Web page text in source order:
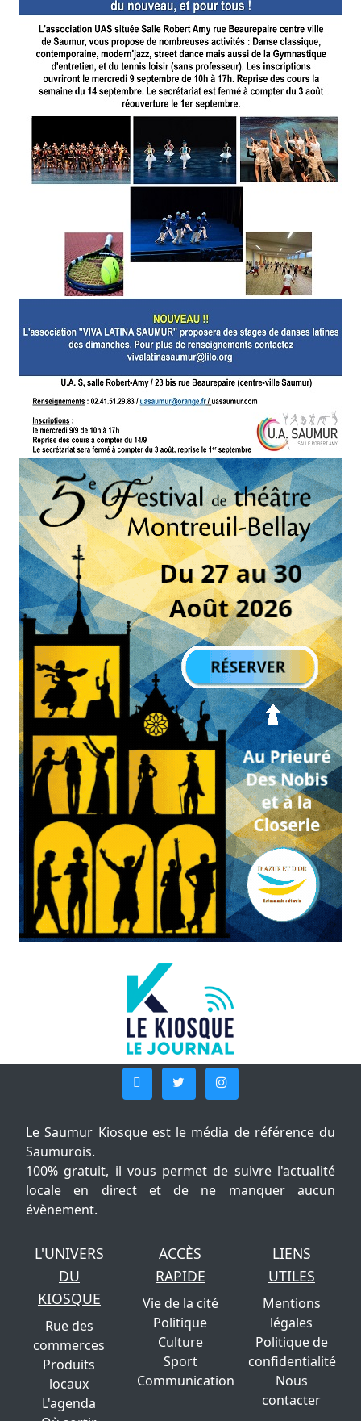
Le Saumur Kiosque est le média de référence du
Saumurois.
100% gratuit, il vous permet de suivre l'actualité
locale en direct et de ne manquer aucun
évènement.
L'UNIVERS
DU
KIOSQUE
Rue des
commerces
Produits
locaux
L'agenda
ACCÈS
RAPIDE
Vie de la cité
Politique
Culture
Sport
Communication
LIENS
UTILES
Mentions
légales
Politique de
confidentialité
Nous
contacter